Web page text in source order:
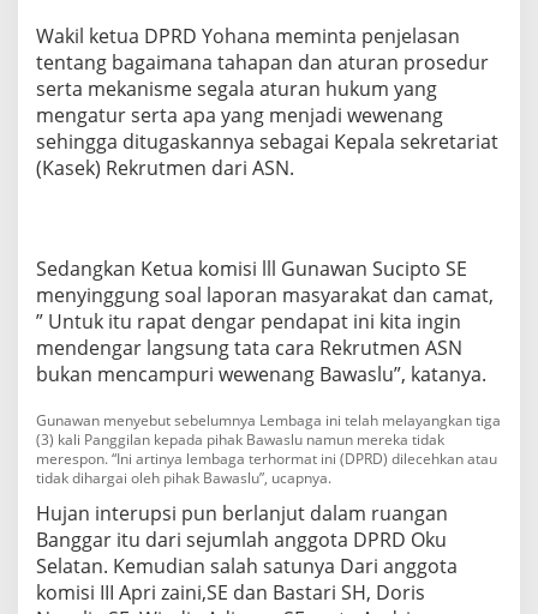
D
d
a
n
I
n
s
t
o
a
t
O
u
S
e
l
a
t
a
n
T
Wakil ketua DPRD Yohana meminta penjelasan
tentang bagaimana tahapan dan aturan prosedur
serta mekanisme segala aturan hukum yang
mengatur serta apa yang menjadi wewenang
sehingga ditugaskannya sebagai Kepala sekretariat
(Kasek) Rekrutmen dari ASN.
Sedangkan Ketua komisi lll Gunawan Sucipto SE
menyinggung soal laporan masyarakat dan camat,
” Untuk itu rapat dengar pendapat ini kita ingin
mendengar langsung tata cara Rekrutmen ASN
bukan mencampuri wewenang Bawaslu”, katanya.
Gunawan menyebut sebelumnya Lembaga ini telah melayangkan tiga
(3) kali Panggilan kepada pihak Bawaslu namun mereka tidak
merespon. “Ini artinya lembaga terhormat ini (DPRD) dilecehkan atau
tidak dihargai oleh pihak Bawaslu”, ucapnya.
Hujan interupsi pun berlanjut dalam ruangan
Banggar itu dari sejumlah anggota DPRD Oku
Selatan. Kemudian salah satunya Dari anggota
komisi III Apri zaini,SE dan Bastari SH, Doris